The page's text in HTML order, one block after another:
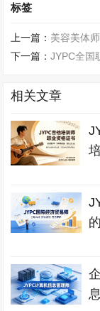
标签
上一篇： 美容美体
下一篇：JYPC全国
相关文章